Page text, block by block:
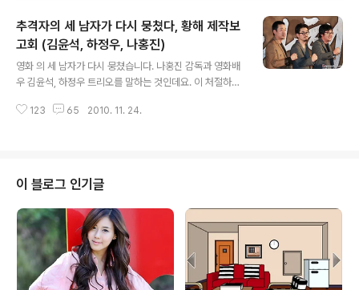
라서 감동과 재미가 있는 휴먼 드라마가 예상이 되는데 강
우석 감독이 만드는 휴면 드라마는 또 어떨지 기대가 되는
군요. 영화 에는 정재영, 유선, 강신일, 김혜성, 장기범, 이현
우 등이 출연합니다. 가 올여름 개봉을 했으니 강우석 감독
과 정재영의 재회가 6개월 만에 이루어진 셈입니다. 강우
석 감독과 배우 정재영은 와 등 많은 작품을 함께 하며 좋은
추격자의 세 남자가 다시 뭉쳤다, 황해 제작보
고회 (김윤석, 하정우, 나홍진)
영화 의 세 남자가 다시 뭉쳤습니다. 나홍진 감독과 영화배
우 김윤석, 하정우 트리오를 말하는 것인데요. 이 처절하고
영화 를 들고 관객들을 다시 찾았습니다. 작년 이맘때쯤, 정
나보고 싶습니다. 바로 어제였죠. 11월 23일 에서 제작보
고회가 있었습니다. 저 또한 영화 블로거의 자격으로 제작
보고회 현장에 다녀왔습니다. 2개월 전부터 블로그에 배너
까지 달아놓으며 의 개봉을 손꼽아 기다리던 저는 나홍진
감독과 김윤석, 하정우 세 사람과의 만남이 사뭇 기대되지
않을 수 없었습니다...
123 65 2010. 11. 24.
이 블로그 인기글